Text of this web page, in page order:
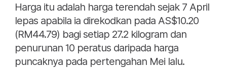
Harga itu adalah harga terendah sejak 7 April
lepas apabila ia direkodkan pada AS$10.20
(RM44.79) bagi setiap 27.2 kilogram dan
penurunan 10 peratus daripada harga
puncaknya pada pertengahan Mei lalu.